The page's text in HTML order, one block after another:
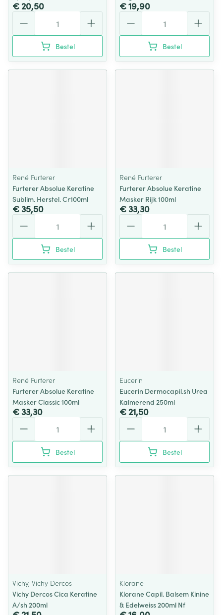
€ 20,50
Bestel
€ 19,90
Bestel
René Furterer
Furterer Absolue Keratine
Sublim. Herstel. Cr100ml
€ 35,50
Bestel
René Furterer
Furterer Absolue Keratine
Masker Rijk 100ml
€ 33,30
Bestel
René Furterer
Furterer Absolue Keratine
Masker Classic 100ml
€ 33,30
Bestel
Eucerin
Eucerin Dermocapil.sh Urea
Kalmerend 250ml
€ 21,50
Bestel
Vichy, Vichy Dercos
Vichy Dercos Cica Keratine
A/sh 200ml
Klorane
Klorane Capil. Balsem Kinine
& Edelweiss 200ml Nf